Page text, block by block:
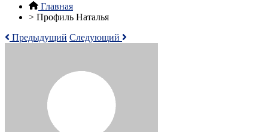
Главная
> Профиль Наталья
Предыдущий Следующий